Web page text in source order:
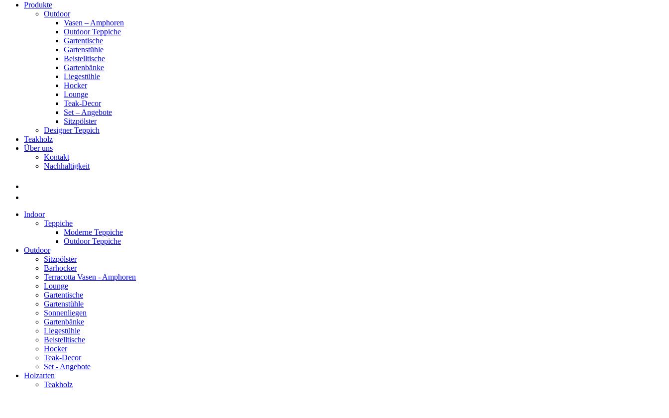
Produkte
Outdoor
Vasen – Amphoren
Outdoor Teppiche
Gartentische
Gartenstühle
Beistelltische
Gartenbänke
Liegestühle
Hocker
Lounge
Teak-Decor
Set – Angebote
Sitzpölster
Designer Teppich
Teakholz
Über uns
Kontakt
Nachhaltigkeit
Indoor
Teppiche
Moderne Teppiche
Outdoor Teppiche
Outdoor
Sitzpölster
Barhocker
Terracotta Vasen - Amphoren
Lounge
Gartentische
Gartenstühle
Sonnenliegen
Gartenbänke
Liegestühle
Beistelltische
Hocker
Teak-Decor
Set - Angebote
Holzarten
Teakholz